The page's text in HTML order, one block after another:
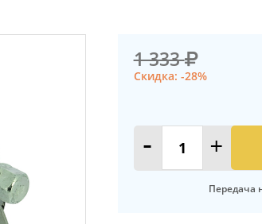
1 333
Скидка: -28%
- +
Передача